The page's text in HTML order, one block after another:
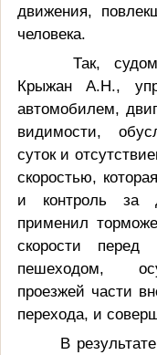
движения,
человека.
Так,
Крыжан А.Н.,
автомобилем,
видимости,
суток и
скоростью, к
и контроль за
применил
скорости
пешеходом,
проезжей части
перехода, и
В